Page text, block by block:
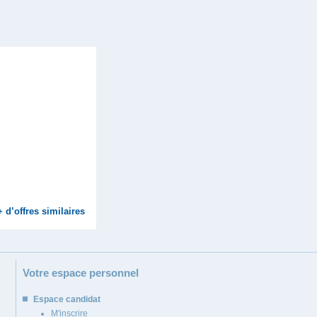
d’offres similaires
Votre espace personnel
Espace candidat
M'inscrire